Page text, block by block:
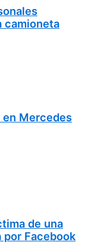
camioneta
en Mercedes
de una
por Facebook